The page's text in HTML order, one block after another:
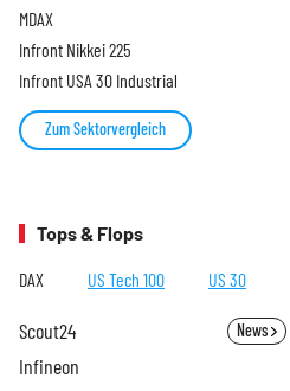
MDAX
Infront Nikkei 225
Infront USA 30 Industrial
Zum Sektorvergleich
Tops & Flops
DAX US Tech 100 US 30
Scout24 News
Infineon